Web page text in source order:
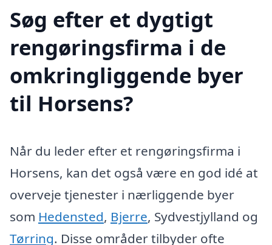
Søg efter et dygtigt
rengøringsfirma i de
omkringliggende byer
til Horsens?
Når du leder efter et rengøringsfirma i
Horsens, kan det også være en god idé at
overveje tjenester i nærliggende byer
som Hedensted, Bjerre, Sydvestjylland og
Tørring. Disse områder tilbyder ofte